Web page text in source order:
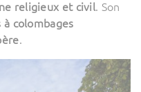
religieux et civil. Son
à colombages
.